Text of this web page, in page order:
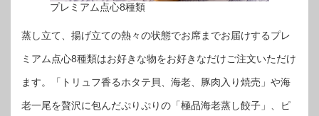
プレミアム点心8種類
蒸し立て、揚げ立ての熱々の状態でお席までお届けするプレ
ミアム点心8種類はお好きな物をお好きなだけご注文いただけ
ます。「トリュフ香るホタテ貝、海老、豚肉入り焼売」や海
老一尾を贅沢に包んだぷりぷりの「極品海老蒸し餃子」、ピ